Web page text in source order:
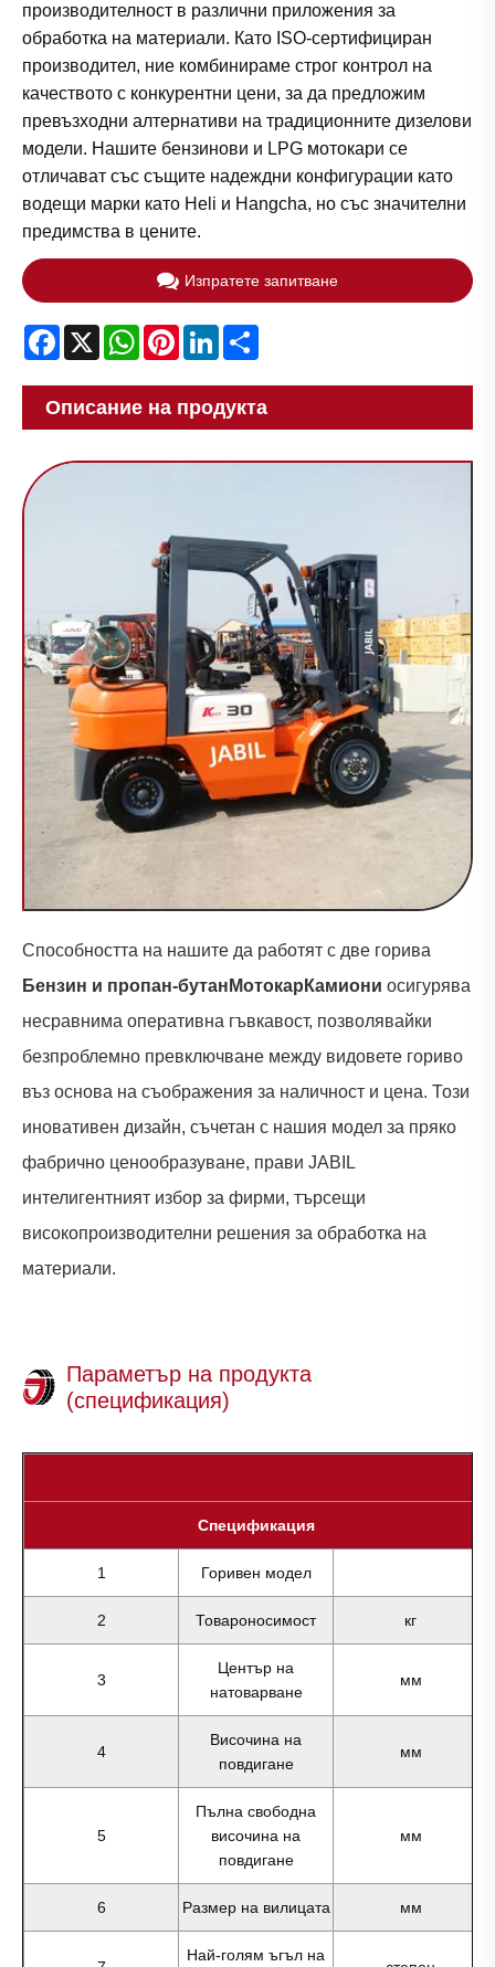
производителност в различни приложения за
обработка на материали. Като ISO-сертифициран
производител, ние комбинираме строг контрол на
качеството с конкурентни цени, за да предложим
превъзходни алтернативи на традиционните дизелови
модели. Нашите бензинови и LPG мотокари се
отличават със същите надеждни конфигурации като
водещи марки като Heli и Hangcha, но със значителни
предимства в цените.
Изпратете запитване
Facebook
X WhatsApp
PinterestLinkedIn
Описание на продукта
Способността на нашите да работят с две горива
Бензин и пропан-бутан Мотокар Камиони осигурява
несравнима оперативна гъвкавост, позволявайки
безпроблемно превключване между видовете гориво
въз основа на съображения за наличност и цена. Този
иновативен дизайн, съчетан с нашия модел за пряко
фабрично ценообразуване, прави JABIL
интелигентният избор за фирми, търсещи
високопроизводителни решения за обработка на
материали.
Параметър на продукта
(спецификация)
Спецификация
1 Горивен модел
2 Товароносимост кг
3
Център на
натоварване
мм
4
Височина на
повдигане
мм
5
Пълна свободна
височина на
повдигане
мм
6 Размер на вилицата мм
Най-голям ъгъл на